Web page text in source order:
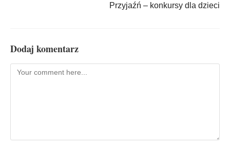
Przyjaźń – konkursy dla dzieci
Dodaj komentarz